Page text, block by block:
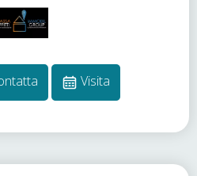
Visita